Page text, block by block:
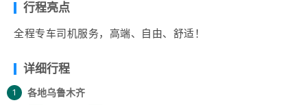
行程亮点
全程专车司机服务，高端、自由、舒适！
详细行程
1 各地乌鲁木齐